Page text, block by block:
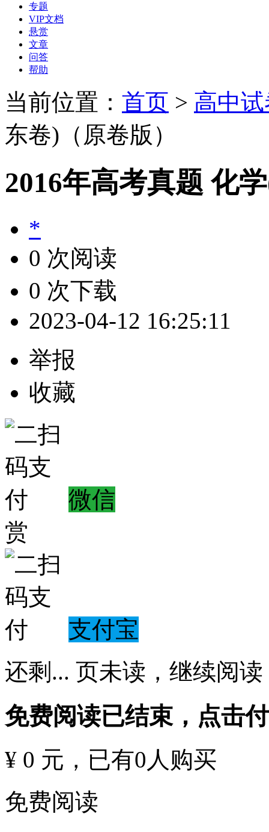
专题
VIP文档
悬赏
文章
问答
帮助
当前位置： 首页 > 高中
东卷)（原卷版）
2016年高考真题 化
*
0 次阅读
0 次下载
2023-04-12 16:25:11
举报
收藏
微信
赏
支付宝
还剩 ... 页未读， 继续阅读
免费阅读已结束，点击
¥ 0 元 ，已有0 人购买
免费阅读